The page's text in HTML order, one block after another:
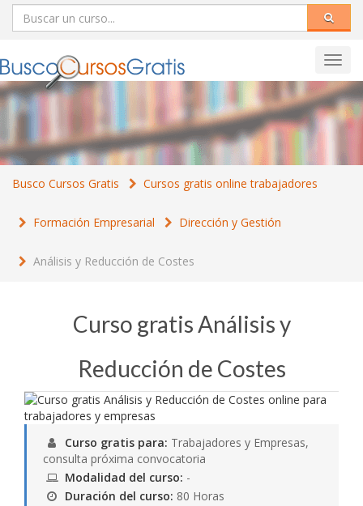
Busco Cursos Gratis Cursos gratis online trabajadores
Formación Empresarial Dirección y Gestión
Análisis y Reducción de Costes
Curso gratis Análisis y
Reducción de Costes
Curso gratis para: Trabajadores y Empresas,
consulta próxima convocatoria
Modalidad del curso: -
Duración del curso: 80 Horas